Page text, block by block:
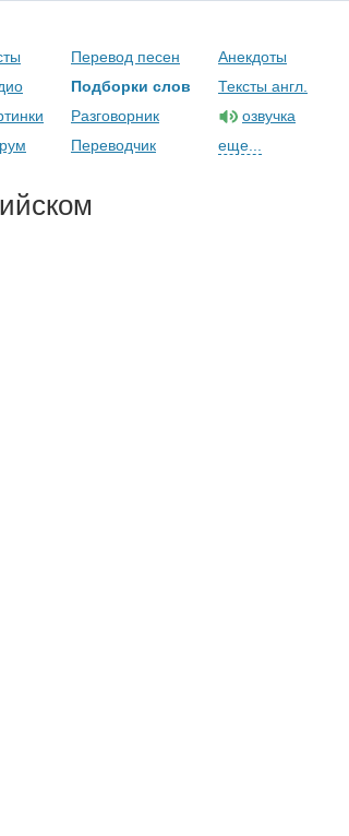
Перевод песен
Подборки слов
Разговорник
Переводчик
Анекдоты
Тексты англ.
озвучка
еще...